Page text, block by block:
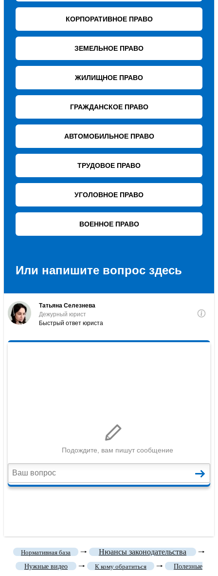
Нормативная база 🠒 Нюансы законодательства 🠒
Нужные видео 🠒 К кому обратиться 🠒 Полезные